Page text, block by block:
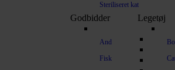
Steriliseret kat
Godbidder
And
Fisk
Legetøj